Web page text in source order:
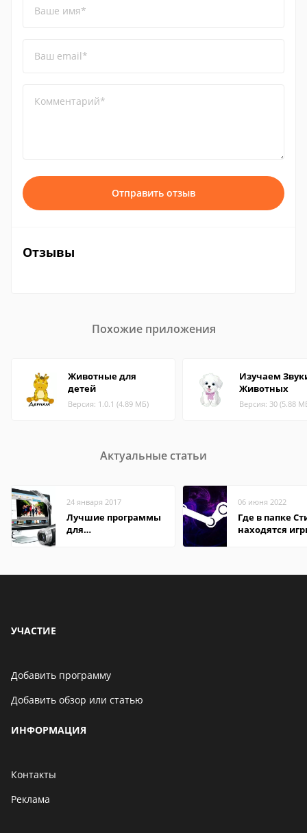
Ваше имя*
Ваш email*
Комментарий*
Отправить отзыв
Отзывы
Похожие приложения
Животные для
детей
Версия: 1.0.1 (4.89 МБ)
Изучаем
Животных
Версия: 30 (5.88
Актуальные статьи
24 января 2017
Лучшие программы
для
06 июня 2022
Где в папке
находятся
УЧАСТИЕ
Добавить программу
Добавить обзор или статью
ИНФОРМАЦИЯ
Контакты
Реклама